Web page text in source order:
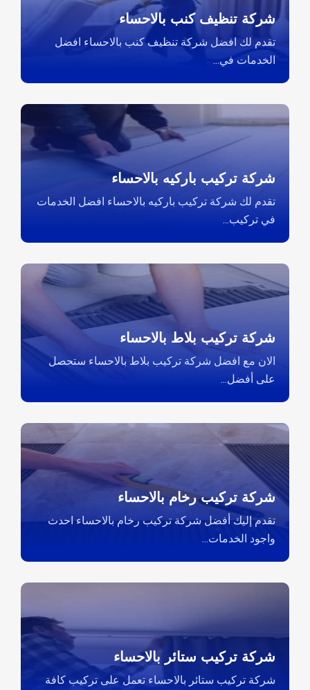
شركة تنظيف كنب بالاحساء
تقدم لك افضل شركة تنظيف كنب بالاحساء افضل
الخدمات في...
شركة تركيب باركيه بالاحساء
تقدم لك شركة تركيب باركيه بالاحساء افضل الخدمات
في تركيب...
شركة تركيب بلاط بالاحساء
الان مع افضل شركة تركيب بلاط بالاحساء ستحصل
على أفضل...
شركة تركيب رخام بالاحساء
تقدم إليك أفضل شركة تركيب رخام بالاحساء احدث
واجود الخدمات...
شركة تركيب ستائر بالاحساء
شركة تركيب ستائر بالاحساء تعمل على تركيب كافة